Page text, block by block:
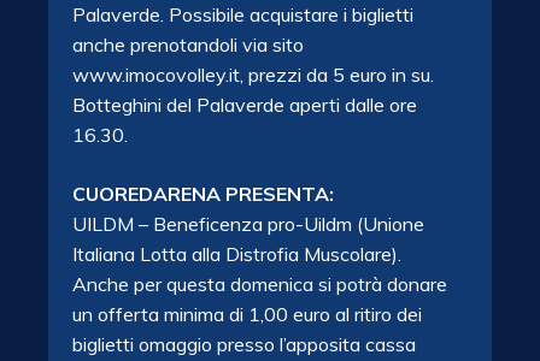
Palaverde. Possibile acquistare i biglietti
anche prenotandoli via sito
www.imocovolley.it, prezzi da 5 euro in su.
Botteghini del Palaverde aperti dalle ore
16.30.
CUOREDARENA PRESENTA:
UILDM – Beneficenza pro-Uildm (Unione
Italiana Lotta alla Distrofia Muscolare).
Anche per questa domenica si potrà donare
un offerta minima di 1,00 euro al ritiro dei
biglietti omaggio presso l’apposita cassa